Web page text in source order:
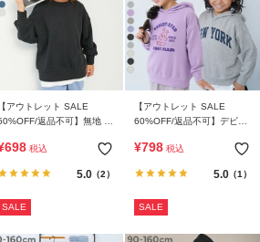
【アウトレット SALE
返品不可】無地 ス
698 税込
5.0（2）
SALE
【アウトレット SALE
60%OFF/返品不可】デビラ
¥798 税込
5.0（1）
SALE